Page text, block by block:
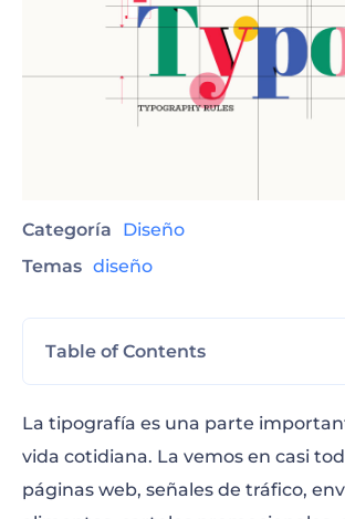
Categoría
Diseño
Temas diseño
Table of Contents
¿Qué es la tipografía?
La tipografía es una parte
vida cotidiana. La vemos en casi
páginas web, señales de tráfico,